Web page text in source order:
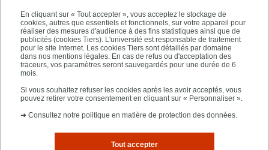
En cliquant sur « Tout accepter », vous acceptez le stockage de
cookies, autres que essentiels et fonctionnels, sur votre appareil pour
réaliser des mesures d'audience à des fins statistiques ainsi que de
publicités (cookies Tiers). L'université est responsable de traitement
pour le site Internet. Les cookies Tiers sont détaillés par domaine
dans nos mentions légales. En cas de refus ou d'acceptation des
traceurs, vos paramètres seront sauvegardés pour une durée de 6
mois.
Si vous souhaitez refuser les cookies après les avoir acceptés, vous
pouvez retirer votre consentement en cliquant sur « Personnaliser ».
➜ Consultez notre politique en matière de protection des données.
Tout accepter
PRATIQUE
ACCÈS RAPIDES